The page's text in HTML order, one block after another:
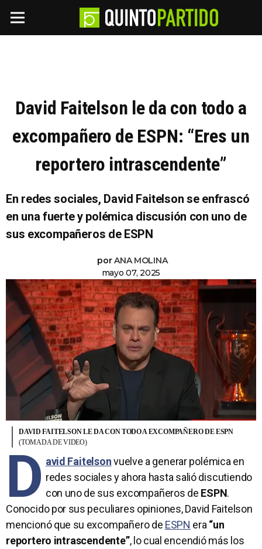
David Faitelson le da con todo a
excompañero de ESPN: “Eres un
reportero intrascendente”
En redes sociales, David Faitelson se enfrascó
en una fuerte y polémica discusión con uno de
sus excompañeros de ESPN
porANA MOLINA
mayo 07, 2025
DAVID FAITELSON LE DA CON TODO A EXCOMPAÑERO DE ESPN
(TOMADA DE VIDEO)
D avid Faitelsonvuelve a generar polémica en
redes sociales y ahora hasta salió discutiendo
con uno de sus excompañeros de ESPN.
Conocido por sus peculiares opiniones, David Faitelson
mencionó que su excompañero de ESPN era“un
reportero intrascendente”, lo cual encendió más los